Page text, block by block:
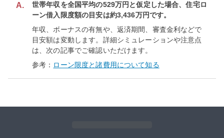
A.
世帯年収を全国平均の529万円と仮定した場合、住宅ロ
ーン借入限度額の目安は約3,436万円です。
年収、ボーナスの有無や、返済期間、審査金利などで
目安額は変動します。詳細シミュレーションや注意点
は、次の記事でご確認いただけます。
参考： ローン限度と諸費用について知る